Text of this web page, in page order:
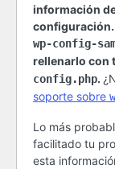
información
configuración.
wp-config-
rellenarlo con
config.php.
soporte sobre
Lo más
facilitado tu
esta